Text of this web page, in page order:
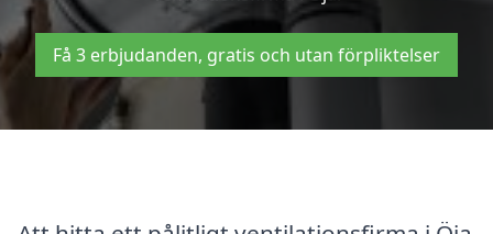
Få 3 erbjudanden, gratis och utan förpliktelser